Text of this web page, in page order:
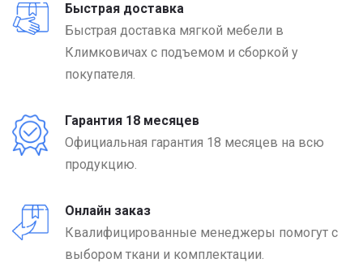
Быстрая доставка
Быстрая доставка мягкой мебели в
Климковичах с подъемом и сборкой у
покупателя.
Гарантия 18 месяцев
Официальная гарантия 18 месяцев на всю
продукцию.
Онлайн заказ
Квалифицированные менеджеры помогут с
выбором ткани и комплектации.